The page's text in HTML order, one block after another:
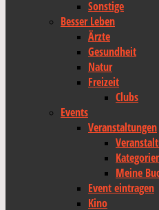
Sonstige
Besser Leben
Ärzte
Gesundheit
Natur
Freizeit
Clubs
Events
Veranstaltungen
Meine
Event eintragen
Kino